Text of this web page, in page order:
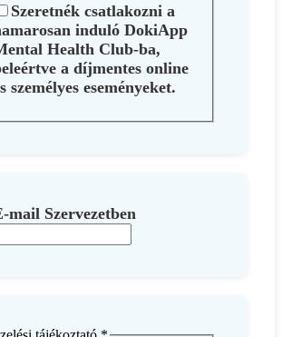
Szeretnék csatlakozni a
induló DokiApp
Health Club-ba,
a díjmentes online
személyes eseményeket.
mail Szervezetben